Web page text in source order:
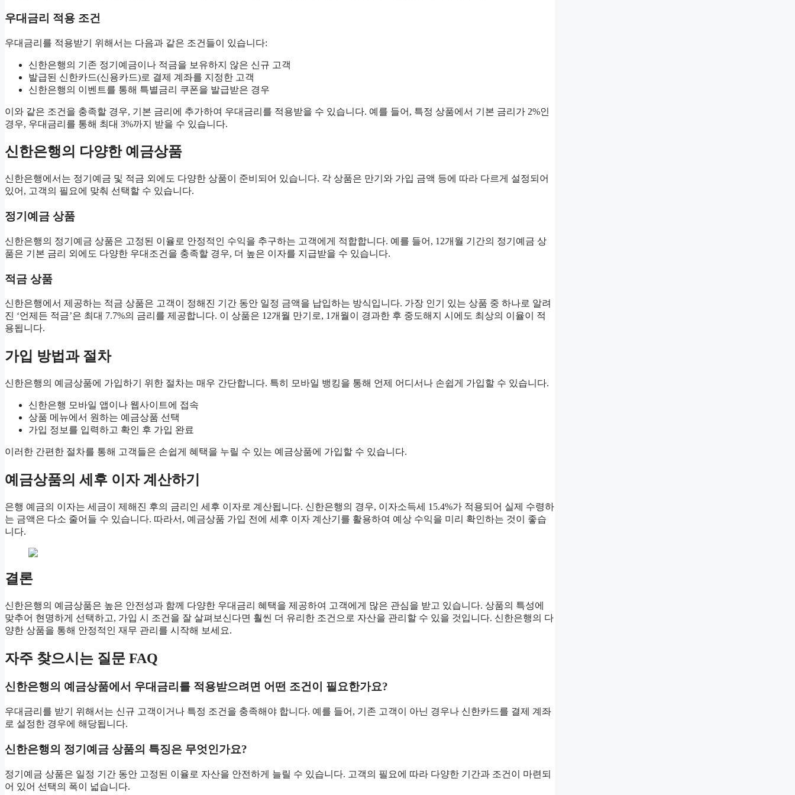
우대금리 적용 조건
우대금리를 적용받기 위해서는 다음과 같은 조건들이 있습니다:
신한은행의 기존 정기예금이나 적금을 보유하지 않은 신규 고객
발급된 신한카드(신용카드)로 결제 계좌를 지정한 고객
신한은행의 이벤트를 통해 특별금리 쿠폰을 발급받은 경우
이와 같은 조건을 충족할 경우, 기본 금리에 추가하여 우대금리를 적용받을 수 있습니다. 예를 들어, 특정 상품에서 기본 금리가 2%인
경우, 우대금리를 통해 최대 3%까지 받을 수 있습니다.
신한은행의 다양한 예금상품
신한은행에서는 정기예금 및 적금 외에도 다양한 상품이 준비되어 있습니다. 각 상품은 만기와 가입 금액 등에 따라 다르게 설정되어
있어, 고객의 필요에 맞춰 선택할 수 있습니다.
정기예금 상품
신한은행의 정기예금 상품은 고정된 이율로 안정적인 수익을 추구하는 고객에게 적합합니다. 예를 들어, 12개월 기간의 정기예금 상
품은 기본 금리 외에도 다양한 우대조건을 충족할 경우, 더 높은 이자를 지급받을 수 있습니다.
적금 상품
신한은행에서 제공하는 적금 상품은 고객이 정해진 기간 동안 일정 금액을 납입하는 방식입니다. 가장 인기 있는 상품 중 하나로 알려
진 ‘언제든 적금’은 최대 7.7%의 금리를 제공합니다. 이 상품은 12개월 만기로, 1개월이 경과한 후 중도해지 시에도 최상의 이율이 적
용됩니다.
가입 방법과 절차
신한은행의 예금상품에 가입하기 위한 절차는 매우 간단합니다. 특히 모바일 뱅킹을 통해 언제 어디서나 손쉽게 가입할 수 있습니다.
신한은행 모바일 앱이나 웹사이트에 접속
상품 메뉴에서 원하는 예금상품 선택
가입 정보를 입력하고 확인 후 가입 완료
이러한 간편한 절차를 통해 고객들은 손쉽게 혜택을 누릴 수 있는 예금상품에 가입할 수 있습니다.
예금상품의 세후 이자 계산하기
은행 예금의 이자는 세금이 제해진 후의 금리인 세후 이자로 계산됩니다. 신한은행의 경우, 이자소득세 15.4%가 적용되어 실제 수령하
는 금액은 다소 줄어들 수 있습니다. 따라서, 예금상품 가입 전에 세후 이자 계산기를 활용하여 예상 수익을 미리 확인하는 것이 좋습
니다.
결론
신한은행의 예금상품은 높은 안전성과 함께 다양한 우대금리 혜택을 제공하여 고객에게 많은 관심을 받고 있습니다. 상품의 특성에
맞추어 현명하게 선택하고, 가입 시 조건을 잘 살펴보신다면 훨씬 더 유리한 조건으로 자산을 관리할 수 있을 것입니다. 신한은행의 다
양한 상품을 통해 안정적인 재무 관리를 시작해 보세요.
자주 찾으시는 질문 FAQ
신한은행의 예금상품에서 우대금리를 적용받으려면 어떤 조건이 필요한가요?
우대금리를 받기 위해서는 신규 고객이거나 특정 조건을 충족해야 합니다. 예를 들어, 기존 고객이 아닌 경우나 신한카드를 결제 계좌
로 설정한 경우에 해당됩니다.
신한은행의 정기예금 상품의 특징은 무엇인가요?
정기예금 상품은 일정 기간 동안 고정된 이율로 자산을 안전하게 늘릴 수 있습니다. 고객의 필요에 따라 다양한 기간과 조건이 마련되
어 있어 선택의 폭이 넓습니다.